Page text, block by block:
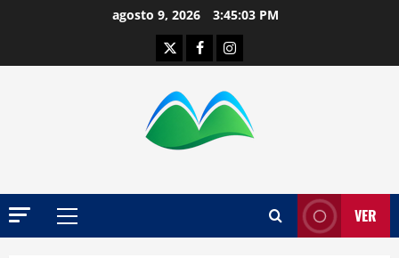
agosto 9, 2026 3:45:04 PM
TwitterFacebookInstagram
Menú
VER